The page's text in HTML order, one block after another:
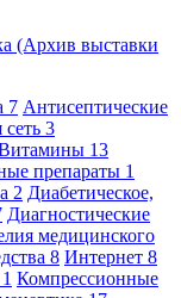
(Архив выставки
7 Антисептические
3
13
препараты 1
2 Диабетическое,
Диагностические
медицинского
8 Интернет 8
1 Компрессионные